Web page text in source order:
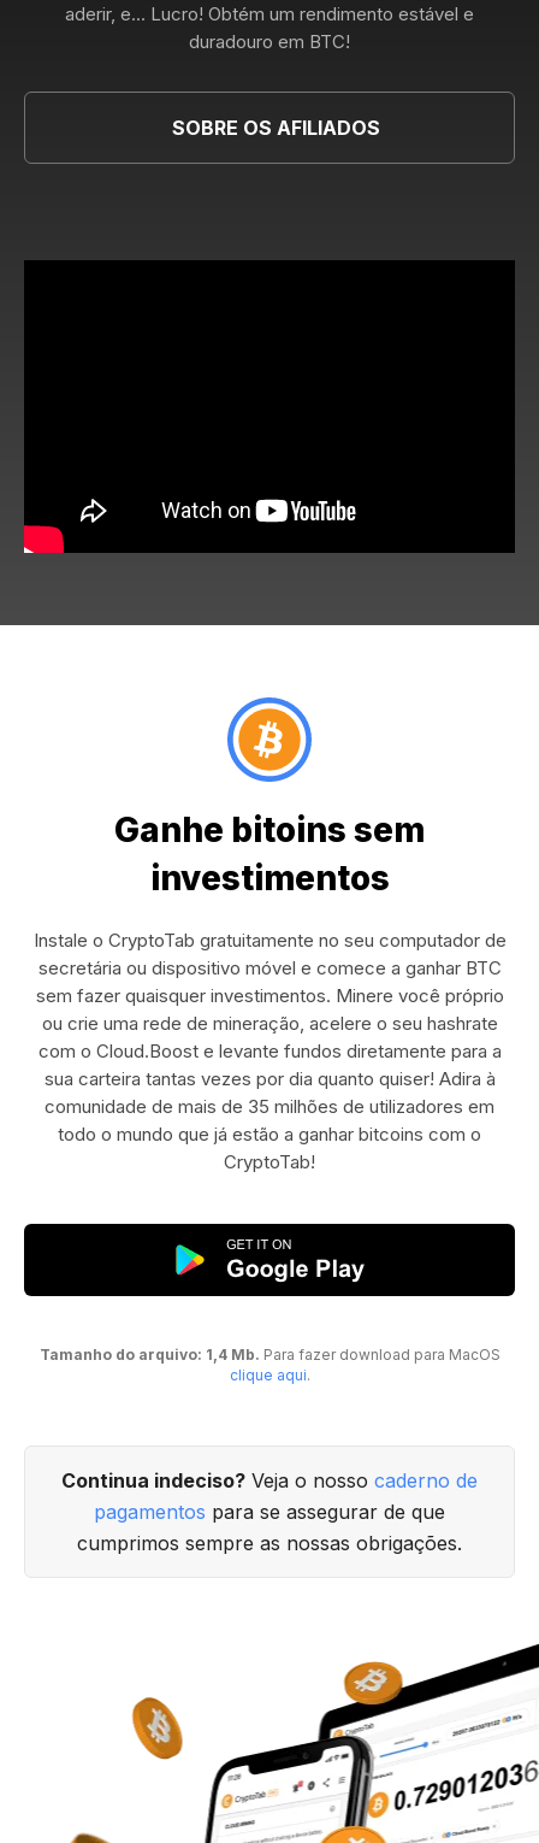
aderir, e... Lucro! Obtém um rendimento estável e
duradouro em BTC!
SOBRE OS AFILIADOS
Ganhe bitoins sem
investimentos
Instale o CryptoTab gratuitamente no seu computador de
secretária ou dispositivo móvel e comece a ganhar BTC
sem fazer quaisquer investimentos. Minere você próprio
ou crie uma rede de mineração, acelere o seu hashrate
com o Cloud.Boost e levante fundos diretamente para a
sua carteira tantas vezes por dia quanto quiser! Adira à
comunidade de mais de 35 milhões de utilizadores em
todo o mundo que já estão a ganhar bitcoins com o
CryptoTab!
Tamanho do arquivo: 1,4 Mb. Para fazer download para MacOS
clique aqui.
Continua indeciso? Veja o nosso caderno de
pagamentos para se assegurar de que
cumprimos sempre as nossas obrigações.